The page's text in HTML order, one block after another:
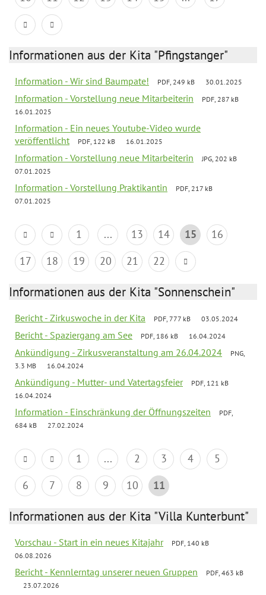
Informationen aus der Kita "Pfingstanger"
Information - Wir sind Baumpate! PDF, 249 kB 30.01.2025
Information - Vorstellung neue Mitarbeiterin
PDF, 287 kB
16.01.2025
Information - Ein neues Youtube-Video wurde
veröffentlicht
PDF, 122 kB 16.01.2025
Information - Vorstellung neue Mitarbeiterin
JPG, 202 kB
07.01.2025
Information - Vorstellung Praktikantin
PDF, 217 kB
07.01.2025
1 ... 13 14 15
16
17
18 19 20 21 22
Informationen aus der Kita "Sonnenschein"
Bericht - Zirkuswoche in der Kita PDF, 777 kB 03.05.2024
Bericht - Spaziergang am See PDF, 186 kB 16.04.2024
Ankündigung - Zirkusveranstaltung am 26.04.2024
PNG,
3.3 MB
16.04.2024
Ankündigung - Mutter- und Vatertagsfeier
PDF, 121 kB
16.04.2024
Information - Einschränkung der Öffnungszeiten
PDF,
684 kB
27.02.2024
1 ... 2 3 4
5
6
7 8 9 10 11
Informationen aus der Kita "Villa Kunterbunt"
Vorschau - Start in ein neues Kitajahr
PDF, 140 kB
06.08.2026
Bericht - Kennlerntag unserer neuen Gruppen
PDF, 463 kB
23.07.2026